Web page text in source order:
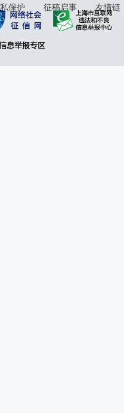
保护 征稿启事
友情链